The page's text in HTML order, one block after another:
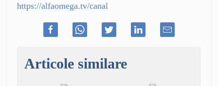
https://alfaomega.tv/canal
Articole similare